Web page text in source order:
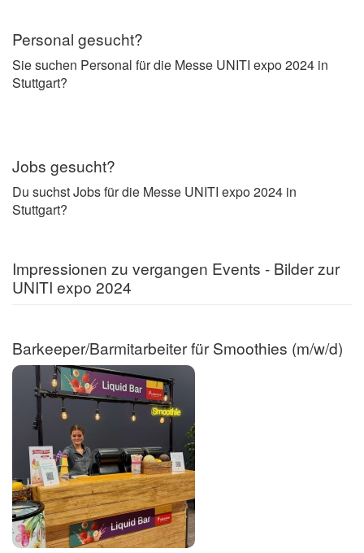
Personal gesucht?
Sie suchen Personal für die Messe UNITI expo 2024 in
Stuttgart?
Jobs gesucht?
Du suchst Jobs für die Messe UNITI expo 2024 in
Stuttgart?
Impressionen zu vergangen Events - Bilder zur
UNITI expo 2024
Barkeeper/Barmitarbeiter für Smoothies (m/w/d)